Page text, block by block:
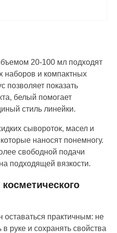
20-100 мл подходят
наборов и компактных
позволяет показать
белый помогает
стиль линейки.
сывороток, масел и
наносят понемногу.
свободной подачи
подходящей вязкости.
практичным: не
руке и сохранять свойства